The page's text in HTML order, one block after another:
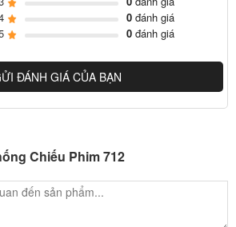
and hang out.
0đánh giá
0đánh giá
ĐÁNH GIÁ CỦA BẠN
Chiếu Phim 712